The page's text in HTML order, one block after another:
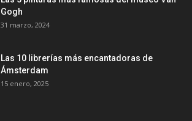
Gogh
31 marzo, 2024
Las 10 librerías más encantadoras de
Ámsterdam
15 enero, 2025